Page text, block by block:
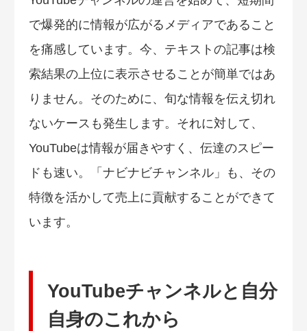
で爆発的に情報が広がるメディアであること
を痛感しています。今、テキストの記事は検
索結果の上位に表示させることが簡単ではあ
りません。そのために、旬な情報を伝え切れ
ないケースも発生します。それに対して、
YouTubeは情報が届きやすく、伝達のスピー
ドも速い。「ナビナビチャンネル」も、その
特徴を活かして売上に貢献することができて
います。
YouTubeチャンネルと自分
自身のこれから